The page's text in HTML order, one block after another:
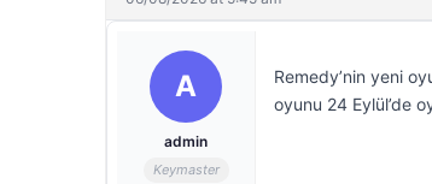
A
admin
Keymaster
Remedy’nin yeni
oyunu 24 Eylül’de